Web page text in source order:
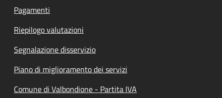
Pagamenti
Riepilogo valutazioni
Segnalazione disservizio
Piano di miglioramento dei servizi
Comune di Valbondione - Partita IVA